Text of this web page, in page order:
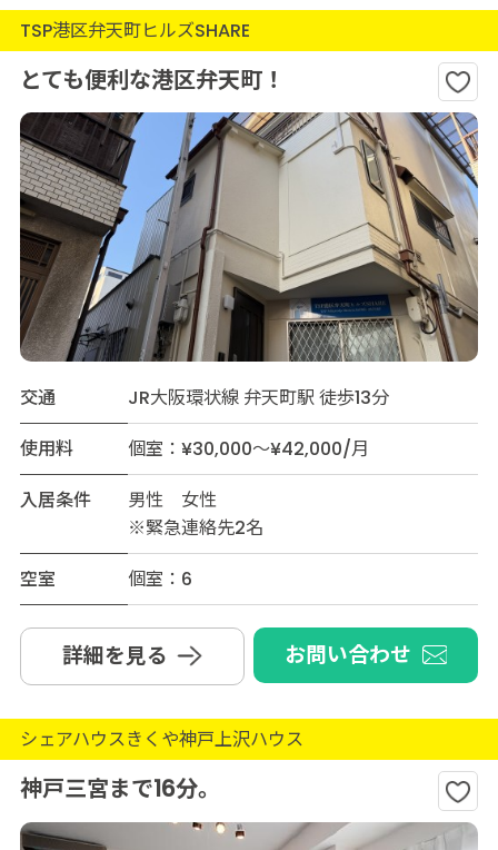
TSP港区弁天町ヒルズSHARE
とても便利な港区弁天町！
交通
JR大阪環状線 弁天町駅 徒歩13分
使用料
個室：¥30,000～¥42,000/月
入居条件
男性 女性
※緊急連絡先2名
空室
個室：6
詳細を見る お問い合わせ
シェアハウスきくや神戸上沢ハウス
神戸三宮まで16分。